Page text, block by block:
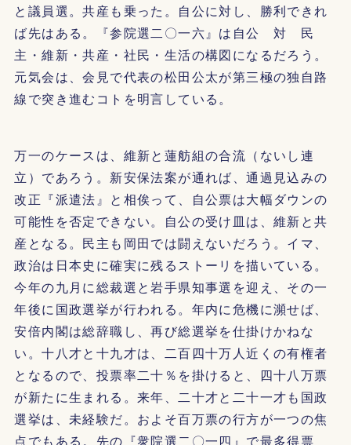
と議員選。共産も乗った。自公に対し、勝利できれ
ば先はある。『参院選二〇一六』は自公 対 民
主・維新・共産・社民・生活の構図になるだろう。
元気会は、会見で代表の松田公太が第三極の独自路
線で突き進むコトを明言している。
万一のケースは、維新と蓮舫組の合流（ないし連
立）であろう。新安保法案が通れば、通過見込みの
改正『派遣法』と相俟って、自公票は大幅ダウンの
可能性を否定できない。自公の受け皿は、維新と共
産となる。民主も岡田では闘えないだろう。イマ、
政治は日本史に確実に残るストーリを描いている。
今年の九月に総裁選と岩手県知事選を迎え、その一
年後に国政選挙が行われる。年内に危機に瀕せば、
安倍内閣は総辞職し、再び総選挙を仕掛けかねな
い。十八才と十九才は、二百四十万人近くの有権者
となるので、投票率二十％を掛けると、四十八万票
が新たに生まれる。来年、二十才と二十一才も国政
選挙は、未経験だ。およそ百万票の行方が一つの焦
点でもある。先の『衆院選二〇一四』で最多得票